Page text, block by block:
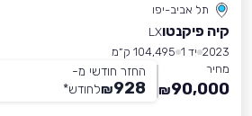
תל אביב-יפו
קיה פיקנטוLX
2023 יד 1
104,495 ק״מ
מחיר
90,000
₪
החזר חודשי מ-
928
₪לחודש*